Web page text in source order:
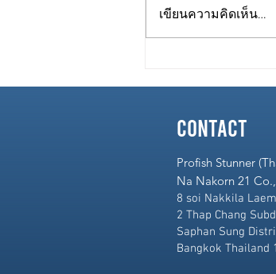
Future 2026
เขียนความคิดเห็น…
contact
Profish Stunner
Na Nakorn 21
8 soi Nakkila
2 Thap Chang
Saphan Sung
Bangkok Thailand